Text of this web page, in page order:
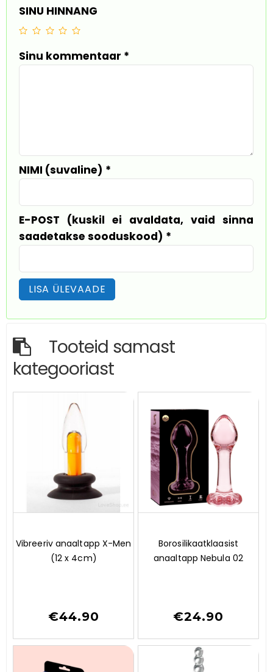
SINU HINNANG
Sinu kommentaar *
NIMI (suvaline) *
E-POST (kuskil ei avaldata, vaid sinna
saadetakse sooduskood) *
Tooteid samast
kategooriast
o
u
Vibreeriv anaaltapp X-Men
(12 x 4cm)
€44.90
o
u
Borosilikaatklaasist
anaaltapp Nebula 02
€24.90